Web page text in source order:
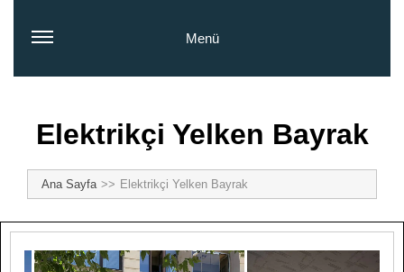
Elektrikçi Yelken Bayrak
Ana Sayfa Elektrikçi Yelken Bayrak
Menü